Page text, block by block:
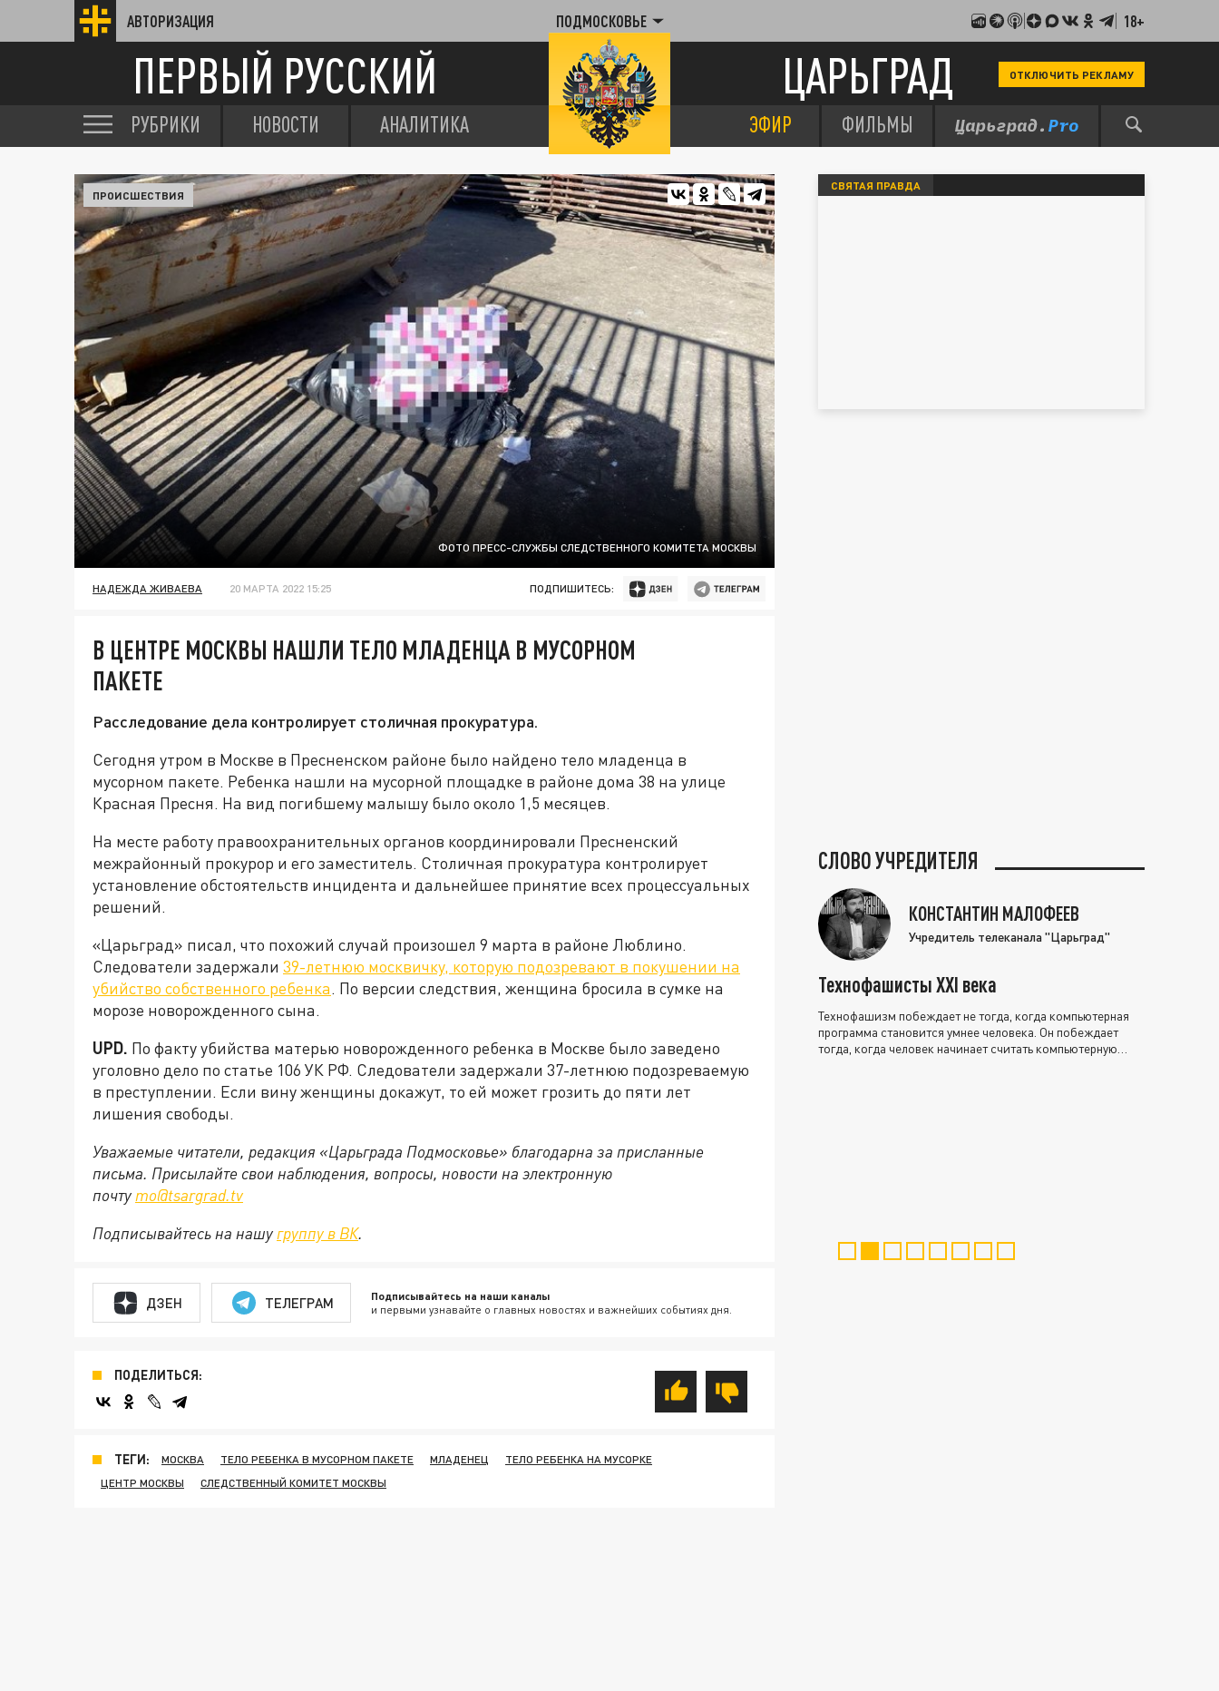
АВТОРИЗАЦИЯ ПОДМОСКОВЬЕ 18+
ПЕРВЫЙ РУССКИЙ ЦАРЬГРАД ОТКЛЮЧИТЬ РЕКЛАМУ
РУБРИКИ НОВОСТИ АНАЛИТИКА ЭФИР ФИЛЬМЫ
ФОТО ПРЕСС-СЛУЖБЫ СЛЕДСТВЕННОГО КОМИТЕТА МОСКВЫ
ПРОИСШЕСТВИЯ
НАДЕЖДА ЖИВАЕВА 20 МАРТА 2022 15:25 ПОДПИШИТЕСЬ:
В ЦЕНТРЕ МОСКВЫ НАШЛИ ТЕЛО МЛАДЕНЦА В МУСОРНОМ
ПАКЕТЕ
Расследование дела контролирует столичная прокуратура.
Сегодня утром в Москве в Пресненском районе было найдено тело младенца в
мусорном пакете. Ребенка нашли на мусорной площадке в районе дома 38 на улице
Красная Пресня. На вид погибшему малышу было около 1,5 месяцев.
На месте работу правоохранительных органов координировали Пресненский
межрайонный прокурор и его заместитель. Столичная прокуратура контролирует
установление обстоятельств инцидента и дальнейшее принятие всех процессуальных
решений.
«Царьград» писал, что похожий случай произошел 9 марта в районе Люблино.
Следователи задержали 39-летнюю москвичку, которую подозревают в покушении на
убийство собственного ребенка. По версии следствия, женщина бросила в сумке на
морозе новорожденного сына.
UPD. По факту убийства матерью новорожденного ребенка в Москве было заведено
уголовно дело по статье 106 УК РФ. Следователи задержали 37-летнюю подозреваемую
в преступлении. Если вину женщины докажут, то ей может грозить до пяти лет
лишения свободы.
Уважаемые читатели, редакция «Царьграда Подмосковье» благодарна за присланные
письма. Присылайте свои наблюдения, вопросы, новости на электронную
почту mo@tsargrad.tv
Подписывайтесь на нашу группу в ВК.
ДЗЕН ТЕЛЕГРАМ Подписывайтесь на наши каналы
и первыми узнавайте о главных новостях и важнейших событиях дня.
ПОДЕЛИТЬСЯ:
ТЕГИ: МОСКВА ТЕЛО РЕБЕНКА В МУСОРНОМ ПАКЕТЕ МЛАДЕНЕЦ
ТЕЛО РЕБЕНКА НА МУСОРКЕ
ЦЕНТР МОСКВЫ
СЛЕДСТВЕННЫЙ КОМИТЕТ МОСКВЫ
СВЯТАЯ ПРАВДА
СЛОВО УЧРЕДИТЕЛЯ
КОНСТАНТИН МАЛОФЕЕВ
Учредитель телеканала "Царьград"
Технофашисты XXI века
Технофашизм побеждает не тогда, когда компьютерная
программа становится умнее человека. Он побеждает
тогда, когда человек начинает считать компьютерную